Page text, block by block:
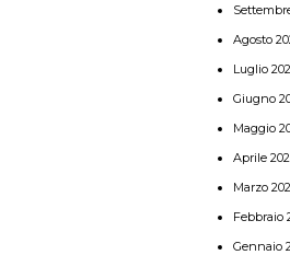
Agosto
Luglio
Giugno
Maggio
Aprile
Marzo
Febbraio
Gennaio